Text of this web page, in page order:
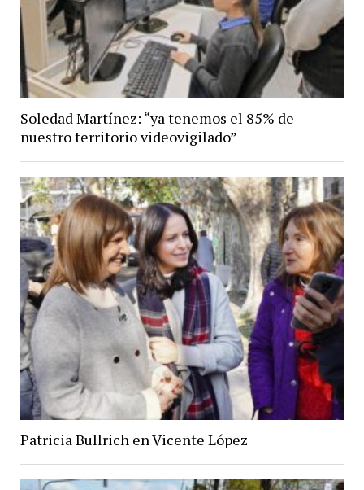
Soledad Martínez: “ya tenemos el 85% de
nuestro territorio videovigilado”
Patricia Bullrich en Vicente López